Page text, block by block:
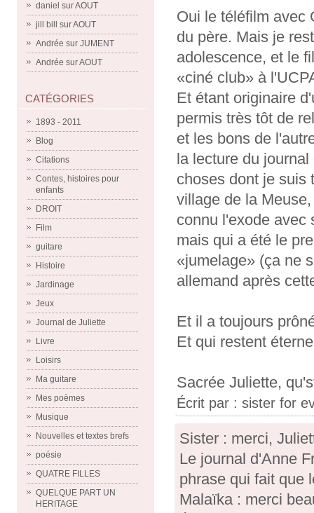
daniel surAOUT
jill bill
surAOUT
Andrée sur JUMENT
Andrée surAOUT
CATÉGORIES
1893 - 2011
Blog
Citations
Contes, histoires pour
enfants
DROIT
Film
guitare
Histoire
Jardinage
Jeux
Journal de Juliette
Livre
Loisirs
Ma guitare
Mes poèmes
Musique
Nouvelles et textes brefs
poésie
QUATRE FILLES
QUELQUE PART UN
HERITAGE
Oui le téléfilm avec
du père. Mais je
adolescence, et le
«ciné club» à
Et étant originaire
permis très tôt de
et les bons de
la lecture du
choses dont je suis
village de la
connu l'exode avec
mais qui a été le
«jumelage» (ça ne
allemand après
Et il a toujours
Et qui restent
Sacrée Juliette,
Écrit par : sister for
Sister : merci,
Le journal d'Anne
phrase qui fait que
Malaïka : merci